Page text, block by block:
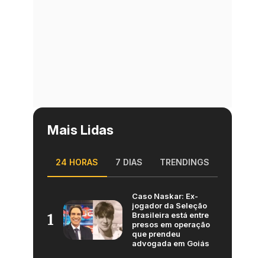
Mais Lidas
24 HORAS 7 DIAS TRENDINGS
1
Caso Naskar: Ex-
jogador da Seleção
Brasileira está entre
presos em operação
que prendeu
advogada em Goiás